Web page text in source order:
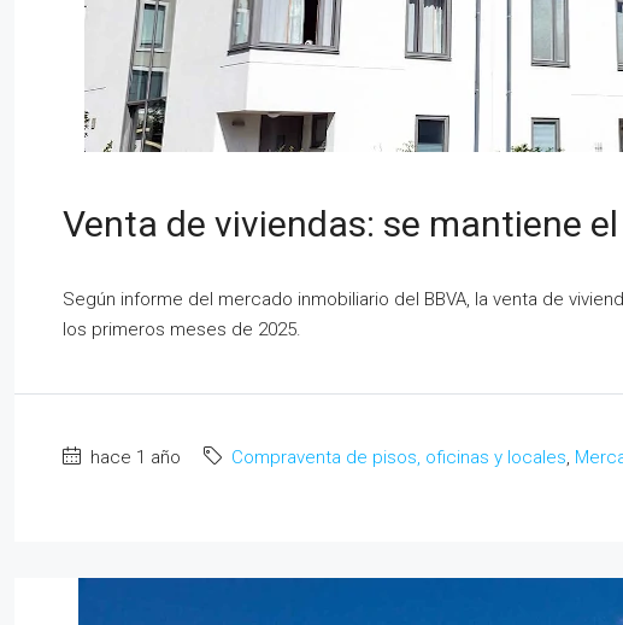
Venta de viviendas: se mantiene
Según informe del mercado inmobiliario del BBVA, la venta de
los primeros meses de 2025.
hace 1 año Compraventa de pisos, oficinas y locales,